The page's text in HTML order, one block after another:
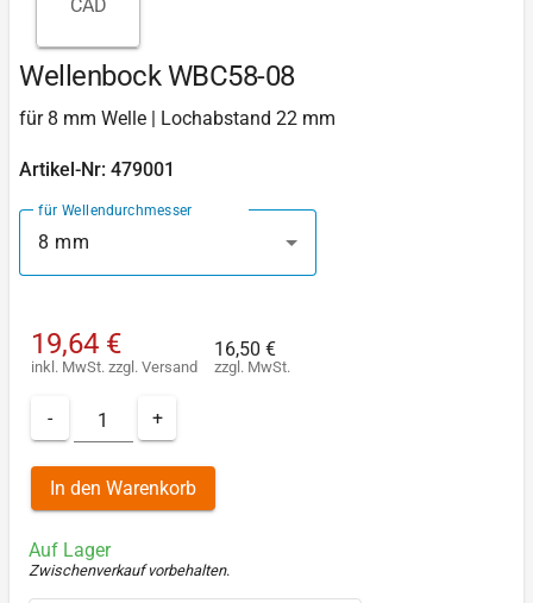
CAD
Wellenbock WBC58-08
für 8 mm Welle | Lochabstand 22 mm
Artikel-Nr: 479001
für Wellendurchmesser
8 mm
19,64 €
inkl. MwSt. zzgl. Versand
16,50 €
zzgl. MwSt.
- +
In den Warenkorb
Auf Lager
Zwischenverkauf vorbehalten.